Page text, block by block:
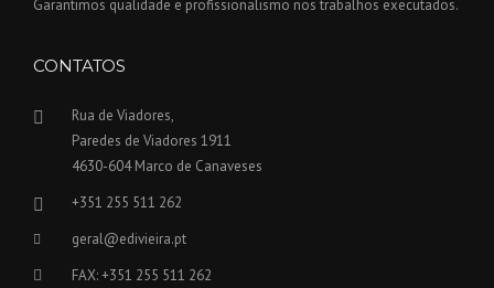
Garantimos qualidade e profissionalismo nos trabalhos executados.
CONTATOS
Rua de Viadores,
Paredes de Viadores 1911
4630-604 Marco de Canaveses
+351 255 511 262
geral@edivieira.pt
FAX: +351 255 511 262